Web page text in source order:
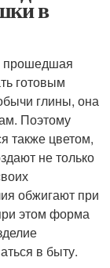
в
прошедшая
готовым
глины, она
Поэтому
также цветом,
не только
обжигают при
этом форма
в быту.